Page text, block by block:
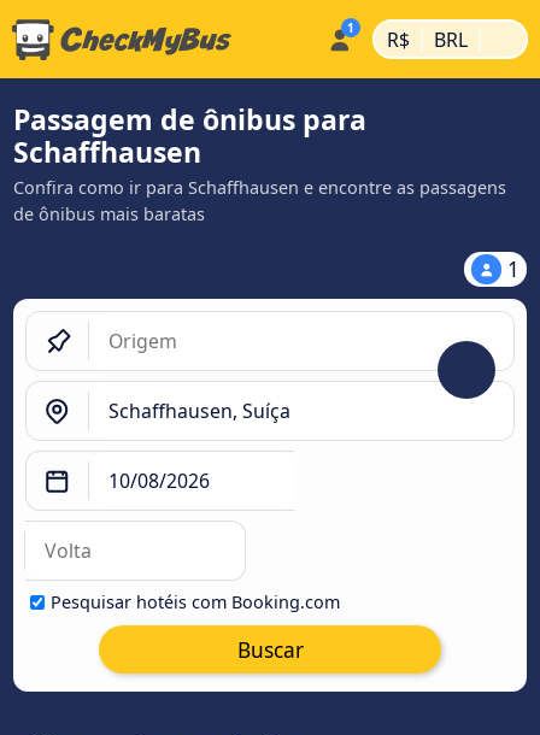
R$ | BRL |
Passagem de ônibus para
Schaffhausen
Confira como ir para Schaffhausen e encontre as passagens
de ônibus mais baratas
1
Pesquisar hotéis com Booking.com
Buscar